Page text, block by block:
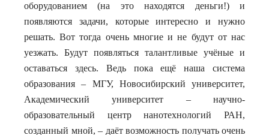
оборудованием (на это находятся деньги!) и
появляются задачи, которые интересно и нужно
решать. Вот тогда очень многие и не будут от нас
уезжать. Будут появляться талантливые учёные и
оставаться здесь. Ведь пока ещё наша система
образования – МГУ, Новосибирский университет,
Академический университет – научно-
образовательный центр нанотехнологий РАН,
созданный мной, – даёт возможность получать очень